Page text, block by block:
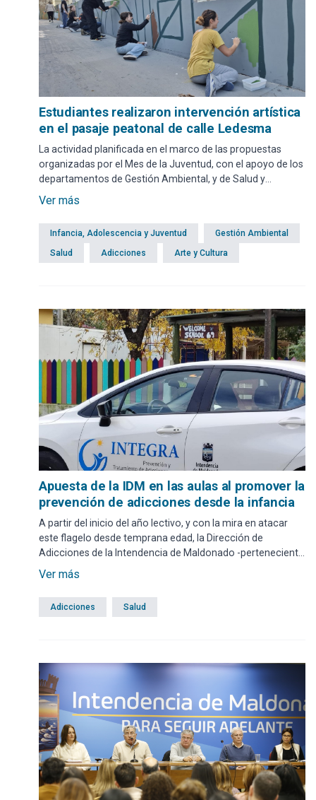
Estudiantes realizaron intervención artística
en el pasaje peatonal de calle Ledesma
La actividad planificada en el marco de las propuestas
organizadas por el Mes de la Juventud, con el apoyo de los
departamentos de Gestión Ambiental, y de Salud y
Adicciones; reunió a alumnos de sexto año del bachillerato
de Arquitectura perteneciente al Liceo Departamental de
Maldonado.
Ver más
Infancia, Adolescencia y Juventud
Gestión Ambiental
Salud
Adicciones Arte y Cultura
Apuesta de la IDM en las aulas al promover la
prevención de adicciones desde la infancia
A partir del inicio del año lectivo, y con la mira en atacar
este flagelo desde temprana edad, la Dirección de
Adicciones de la Intendencia de Maldonado -perteneciente
al Departamento de Salud y Adicciones- aborda el tema
Ver más
Adicciones Salud